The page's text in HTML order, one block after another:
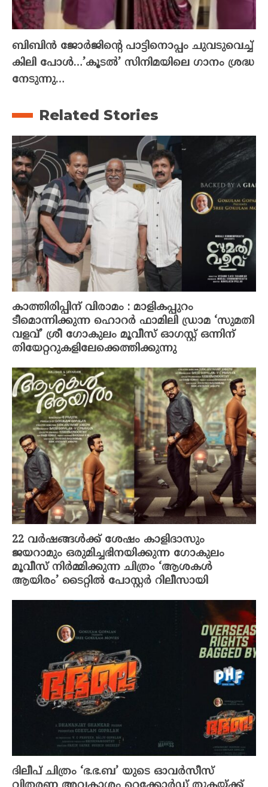
ബിബിൻ ജോർജിന്റെ പാട്ടിനൊപ്പം ചുവടുവെച്ച്
കിലി പോൾ…’കൂടൽ’ സിനിമയിലെ ഗാനം ശ്രദ്ധ
നേടുന്നു…
Related Stories
കാത്തിരിപ്പിന് വിരാമം : മാളികപ്പുറം
ടീമൊന്നിക്കുന്ന ഹൊറർ ഫാമിലി ഡ്രാമ ‘സുമതി
വളവ്’ ശ്രീ ഗോകുലം മൂവീസ് ഓഗസ്റ്റ് ഒന്നിന്
തിയേറ്ററുകളിലേക്കെത്തിക്കുന്നു
22 വർഷങ്ങൾക്ക് ശേഷം കാളിദാസും
ജയറാമും ഒരുമിച്ചഭിനയിക്കുന്ന ഗോകുലം
മൂവീസ് നിർമ്മിക്കുന്ന ചിത്രം ‘ആശകൾ
ആയിരം’ ടൈറ്റിൽ പോസ്റ്റർ റിലീസായി
ദിലീപ് ചിത്രം ‘ഭ.ഭ.ബ’ യുടെ ഓവർസീസ്